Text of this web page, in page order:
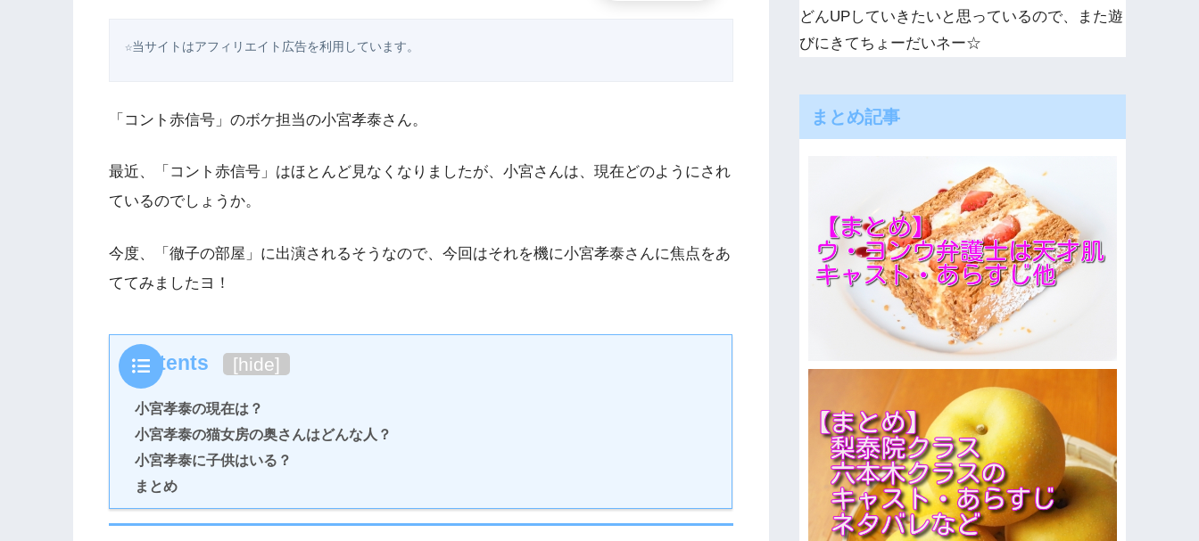
☆当サイトはアフィリエイト広告を利用しています。
「コント赤信号」のボケ担当の小宮孝泰さん。
最近、「コント赤信号」はほとんど見なくなりましたが、小宮さんは、現在どのようにされ
ているのでしょうか。
今度、「徹子の部屋」に出演されるそうなので、今回はそれを機に小宮孝泰さんに焦点をあ
ててみましたヨ！
Contents [hide]
小宮孝泰の現在は？
小宮孝泰の猫女房の奥さんはどんな人？
小宮孝泰に子供はいる？
まとめ
どんUPしていきたいと思っているので、また遊
びにきてちょーだいネー☆
まとめ記事